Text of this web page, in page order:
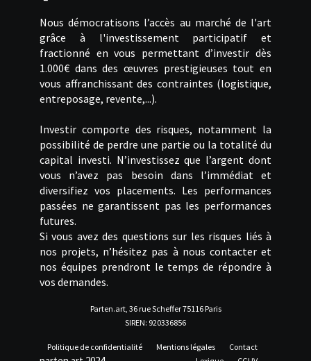
Nous démocratisons l’accès au marché de l'art
grâce à l'investissement participatif et
fractionné en vous permettant d’investir dès
1.000€ dans des œuvres prestigieuses tout en
vous affranchissant des contraintes (logistique,
entreposage, revente,...).
Investir comporte des risques, notamment la
possibilité de perdre une partie ou la totalité du
capital investi. N’investissez que l’argent dont
vous n’avez pas besoin dans l’immédiat et
diversifiez vos placements. Les performances
passées ne garantissent pas les performances
futures.
Si vous avez des questions sur les risques liés à
nos projets, n’hésitez pas à nous contacter et
nos équipes prendront le temps de répondre à
vos demandes.
Parten.art, 36 rue Scheffer 75116 Paris
SIREN: 920336856
Contact
Mentions légales
Politique de confidentialité